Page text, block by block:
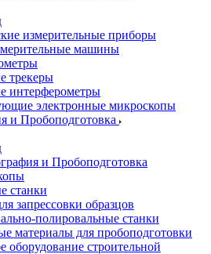
измерительные приборы
машины
трекеры
интерферометры
электронные микроскопы
и Пробоподготовка
и Пробоподготовка
станки
запрессовки образцов
полировальные станки
материалы для пробоподготовки
оборудование строительной